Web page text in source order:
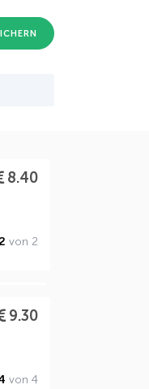
8.40
2 von 2
9.30
von 4